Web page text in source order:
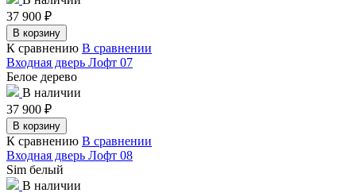
37 900 ₽
В корзину
К сравнению В сравнении
Входная дверь Лофт 07
Белое дерево
В наличии
37 900 ₽
В корзину
К сравнению В сравнении
Входная дверь Лофт 08
Sim белый
В наличии